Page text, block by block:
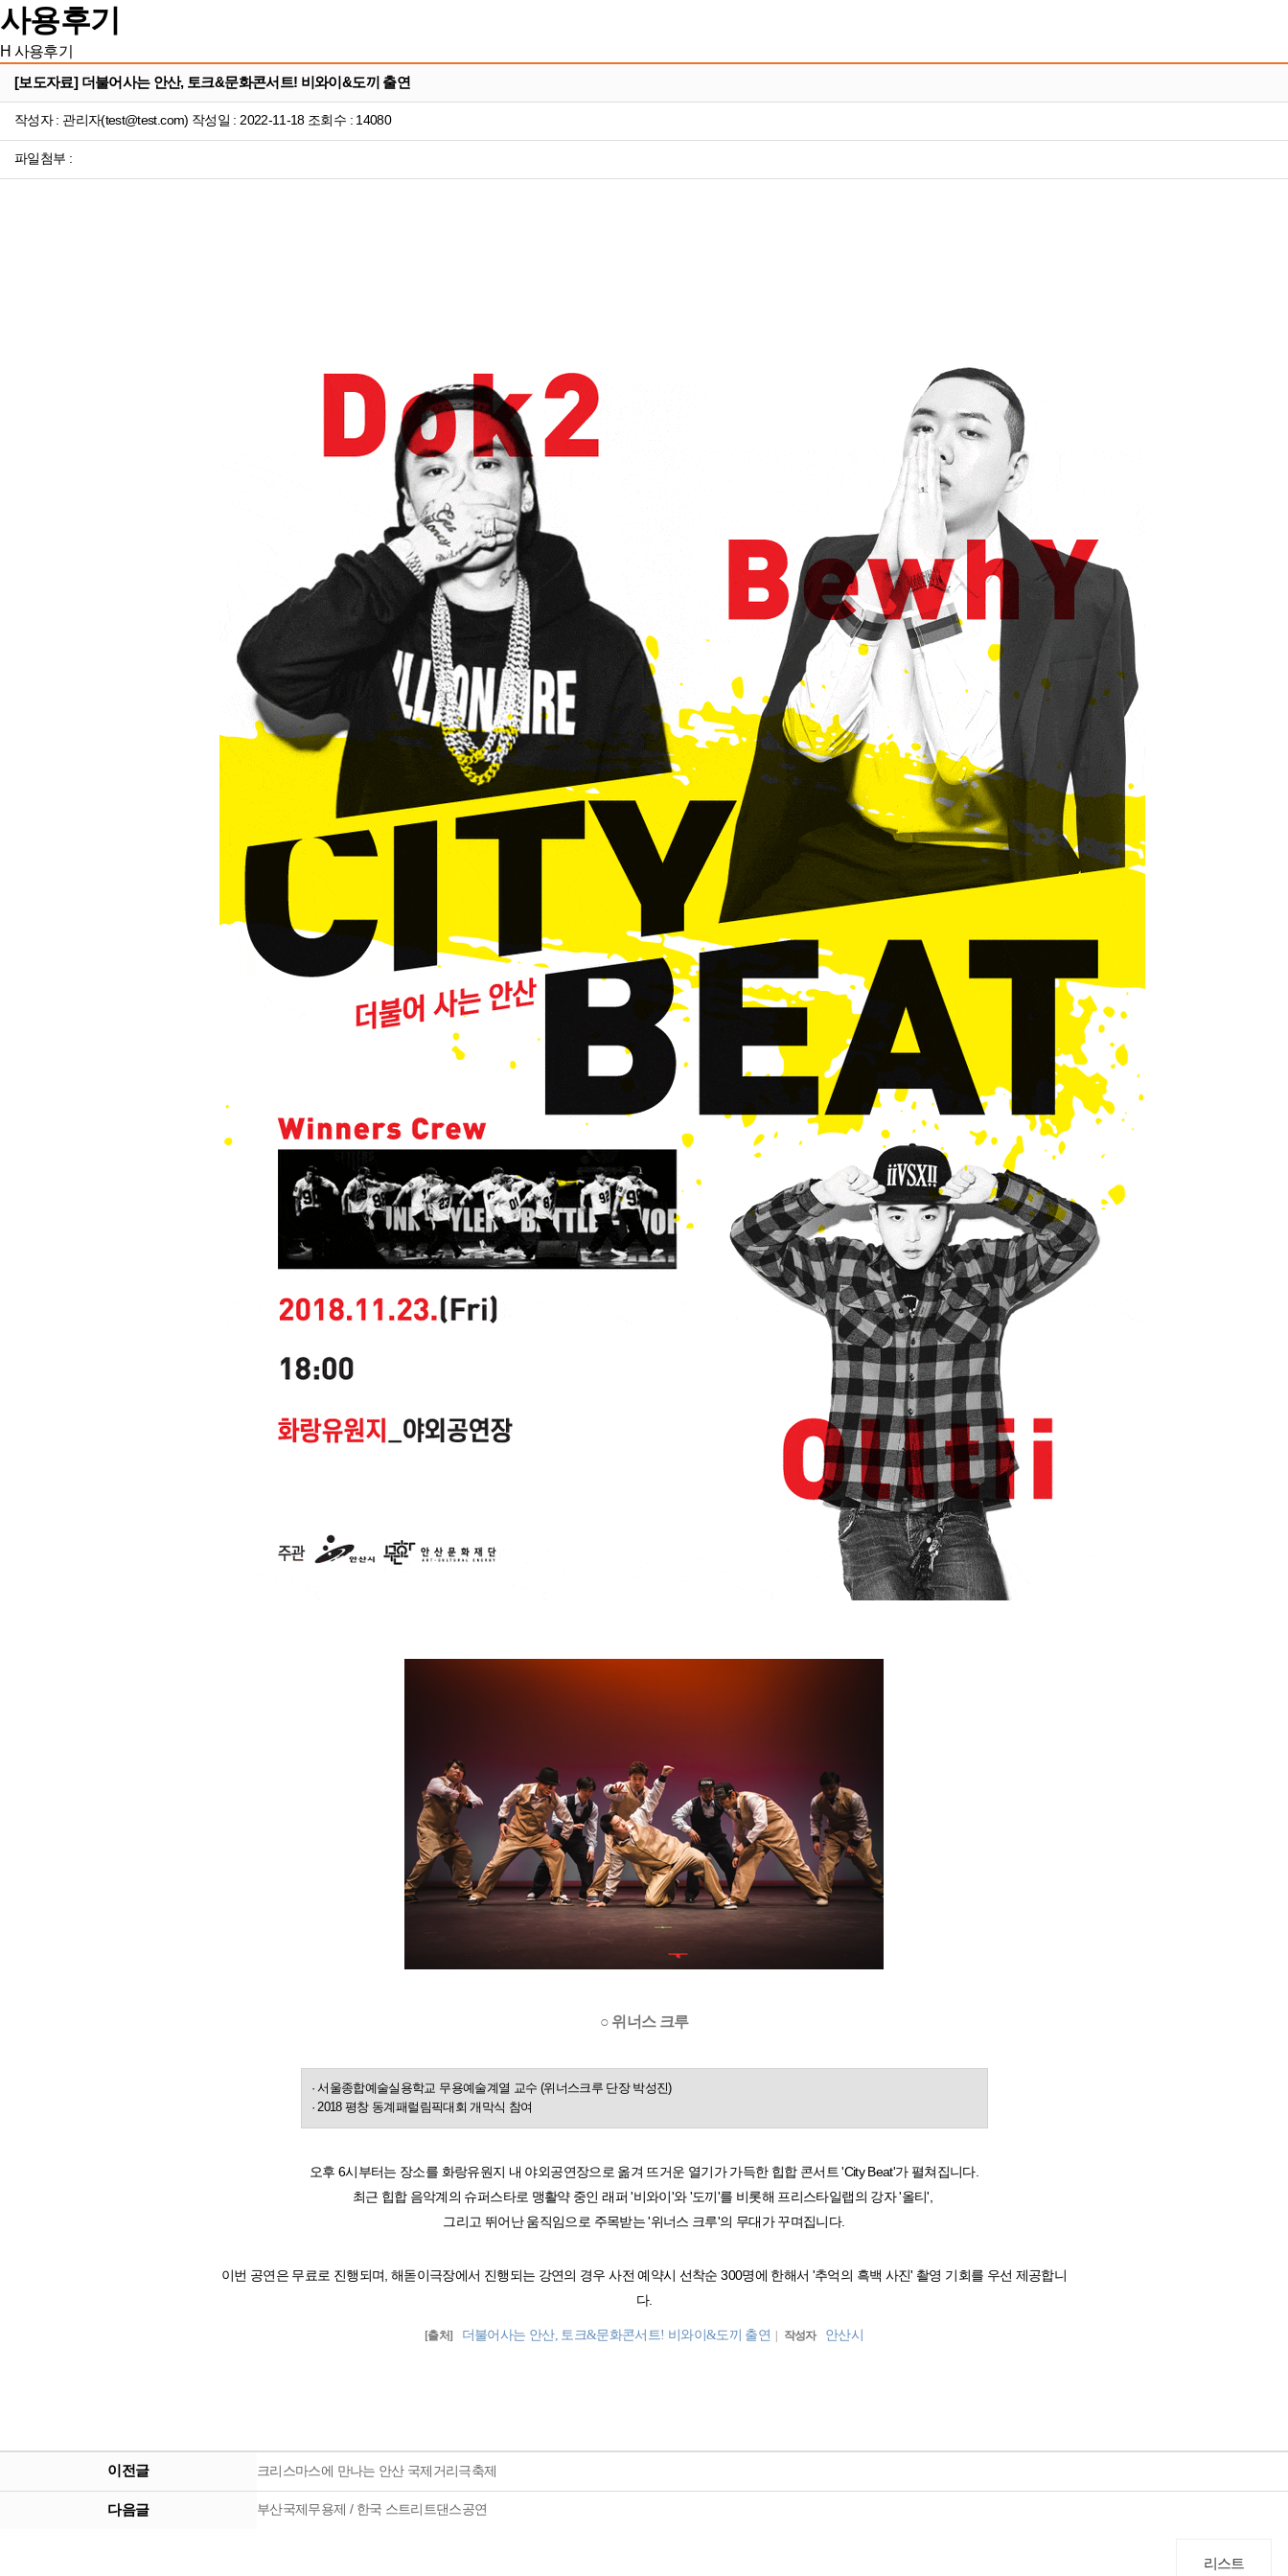
사용후기
H 사용후기
[보도자료] 더불어사는 안산, 토크&문화콘서트! 비와이&도끼 출연
작성자 : 관리자(test@test.com) 작성일 : 2022-11-18 조회수 : 14080
파일첨부 :
○ 위너스 크루
· 서울종합예술실용학교 무용예술계열 교수 (위너스크루 단장 박성진)
· 2018 평창 동계패럴림픽대회 개막식 참여
오후 6시부터는 장소를 화랑유원지 내 야외공연장으로 옮겨 뜨거운 열기가 가득한 힙합 콘서트 'City Beat'가 펼쳐집니다.
최근 힙합 음악계의 슈퍼스타로 맹활약 중인 래퍼 '비와이'와 '도끼'를 비롯해 프리스타일랩의 강자 '올티',
그리고 뛰어난 움직임으로 주목받는 '위너스 크루'의 무대가 꾸며집니다.
이번 공연은 무료로 진행되며, 해돋이극장에서 진행되는 강연의 경우 사전 예약시 선착순 300명에 한해서 '추억의 흑백 사진' 촬영 기회를 우선 제공합니
다.
[출처] 더불어사는 안산, 토크&문화콘서트! 비와이&도끼 출연 | 작성자 안산시
이전글 크리스마스에 만나는 안산 국제거리극축제
다음글 부산국제무용제 / 한국 스트리트댄스공연
리스트